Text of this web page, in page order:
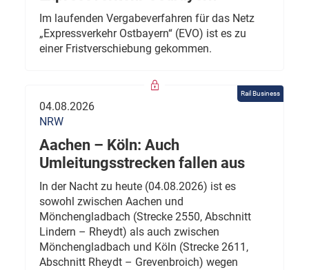
Im laufenden Vergabeverfahren für das Netz
„Expressverkehr Ostbayern“ (EVO) ist es zu
einer Fristverschiebung gekommen.
Rail Business
04.08.2026
NRW
Aachen – Köln: Auch
Umleitungsstrecken fallen aus
In der Nacht zu heute (04.08.2026) ist es
sowohl zwischen Aachen und
Mönchengladbach (Strecke 2550, Abschnitt
Lindern – Rheydt) als auch zwischen
Mönchengladbach und Köln (Strecke 2611,
Abschnitt Rheydt – Grevenbroich) wegen